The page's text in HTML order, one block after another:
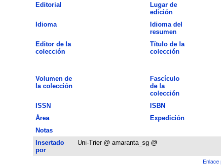
Editorial
Lugar de
edición
Idioma
Idioma del
resumen
Editor de la
colección
Título de la
colección
Volumen de
la colección
Fascículo
de la
colección
ISSN
ISBN
Área
Expedición
Notas
Insertado
por
Uni-Trier @ amaranta_sg @
Enlace